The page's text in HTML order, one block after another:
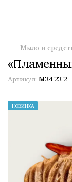
Мыло и
Артикул: М34.23.2
НОВИНКА